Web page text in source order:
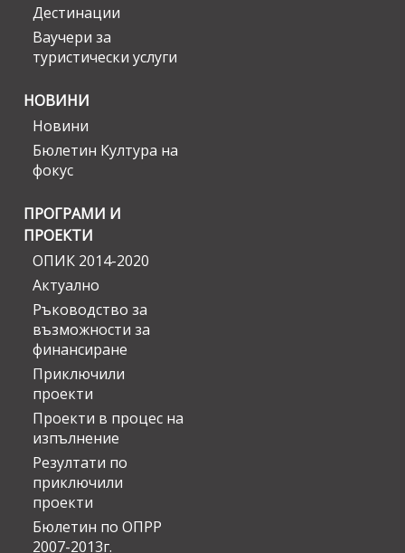
Дестинации
Ваучери за
туристически услуги
НОВИНИ
Новини
Бюлетин Култура на
фокус
ПРОГРАМИ И
ПРОЕКТИ
ОПИК 2014-2020
Актуално
Ръководство за
възможности за
финансиране
Приключили
проекти
Проекти в процес на
изпълнение
Резултати по
приключили
проекти
Бюлетин по ОПРР
2007-2013г.